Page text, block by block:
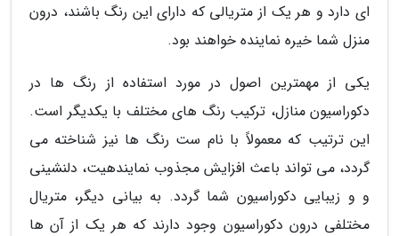
ای دارد و هر یک از متریالی که دارای این رنگ باشند، درون
منزل شما خیره نماینده خواهند بود.
یکی از مهمترین اصول در مورد استفاده از رنگ ها در
دکوراسیون منازل، ترکیب رنگ های مختلف با یکدیگر است.
این ترتیب که معمولاً با نام ست رنگ ها نیز شناخته می
گردد، می تواند باعث افزایش مجذوب نمایندهیت، دلنشینی
و و زیبایی دکوراسیون شما گردد. به بیانی دیگر، متریال
مختلفی درون دکوراسیون وجود دارند که هر یک از آن ها